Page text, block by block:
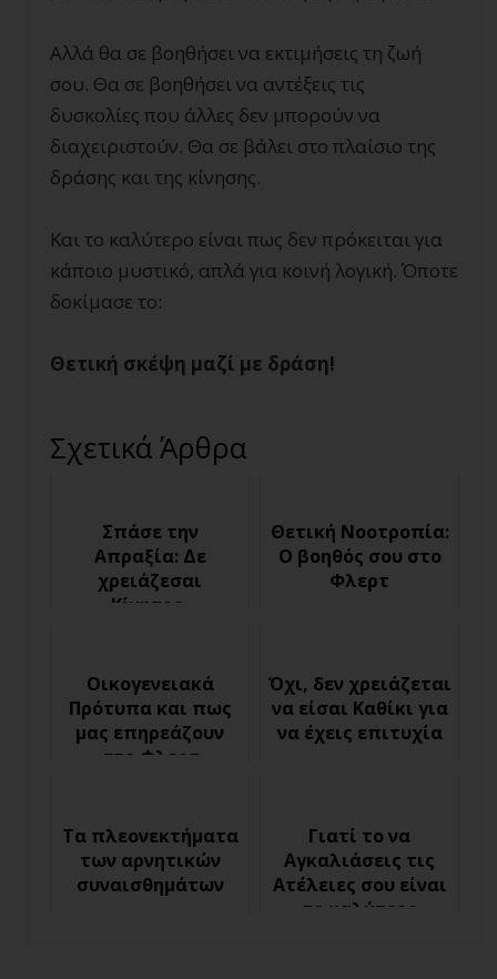
Αλλά θα σε βοηθήσει να εκτιμήσεις τη ζωή
σου. Θα σε βοηθήσει να αντέξεις τις
δυσκολίες που άλλες δεν μπορούν να
διαχειριστούν. Θα σε βάλει στο πλαίσιο της
δράσης και της κίνησης.
Και το καλύτερο είναι πως δεν πρόκειται για
κάποιο μυστικό, απλά για κοινή λογική. Όποτε
δοκίμασε το:
Θετική σκέψη μαζί με δράση!
Σχετικά Άρθρα
Σπάσε την
Απραξία: Δε
χρειάζεσαι
Κίνητρο,
Θετική Νοοτροπία:
Ο βοηθός σου στο
Φλερτ
Οικογενειακά
Πρότυπα και πως
μας επηρεάζουν
στο Φλερτ
Όχι, δεν χρειάζεται
να είσαι Καθίκι για
να έχεις επιτυχία
Τα πλεονεκτήματα
των αρνητικών
συναισθημάτων
Γιατί το να
Αγκαλιάσεις τις
Ατέλειες σου είναι
το καλύτερο